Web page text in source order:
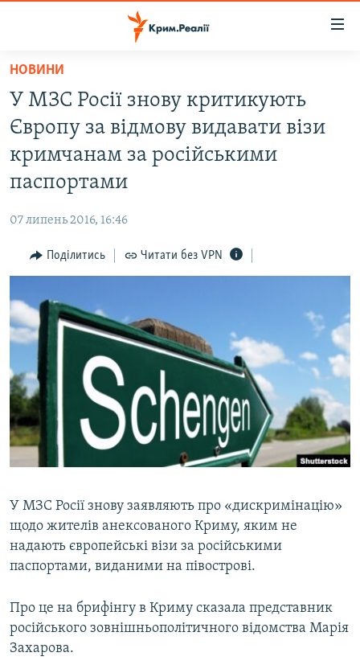
Перейти
основного
матеріалу
Перейти
до
основної
Перейти
пошуку
ВІДЕО ТА ФОТО
ІНТЕРВ'Ю
СПЕЦПРОЕКТИ
ДЕПОРТАЦІЯ
ВІДЕОУРОКИ «ELIFBE»
СВІДЧЕННЯ ОКУПАЦІЇ
УКРАЇНСЬКА ПРОБЛЕМА КРИМУ
ІНФОГРАФІКА
ЯК ОБІЙТИ БЛОКУВАННЯ
Русский
Qırımtatar
ДОЛУЧАЙСЯ!
Усі сайти RFE/RL
НОВИНИ
У МЗС Росії знову критикують
Європу за відмову видавати візи
кримчанам за російськими
паспортами
07 липень 2016, 16:46
Поділитись Читати без VPN
У МЗС Росії знову заявляють про «дискримінацію»
щодо жителів анексованого Криму, яким не
надають європейські візи за російськими
паспортами, виданими на півострові.
Про це на брифінгу в Криму сказала представник
російського зовнішньополітичного відомства Марія
Захарова.